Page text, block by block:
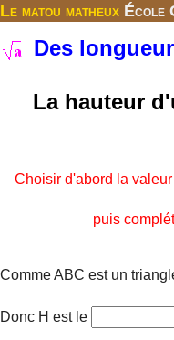
Le matou matheux École
Des
La hauteur
Choisir d'abord la
puis
Comme ABC est un
Donc H est le